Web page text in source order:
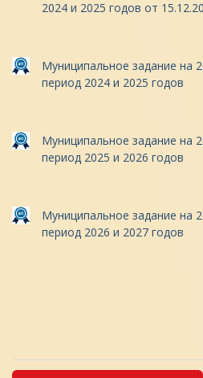
2024 и 2025 годов от
Муниципальное задание на
период 2024 и 2025 годов
Mуниципальное задание на
период 2025 и 2026 годов
Муниципальное задание на
период 2026 и 2027 годов